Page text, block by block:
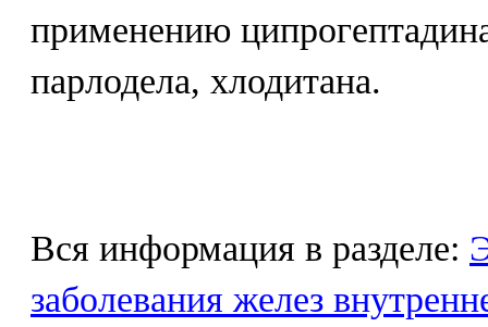
применению
парлодела, хлодитана.
Вся информация в разделе:
заболевания желез